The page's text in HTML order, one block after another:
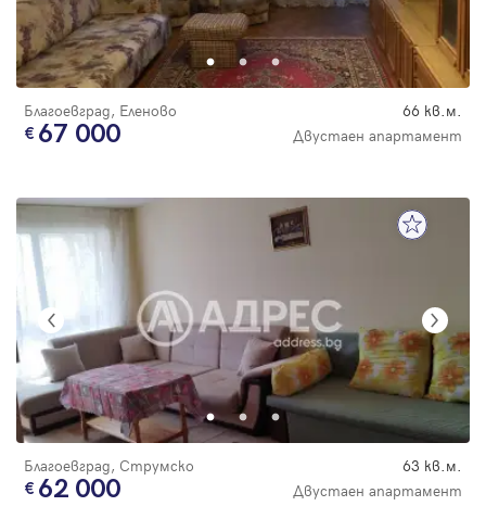
Благоевград, Еленово 66 кв.м.
67 000 Двустаен апартамент
Благоевград, Струмско 63 кв.м.
62 000 Двустаен апартамент